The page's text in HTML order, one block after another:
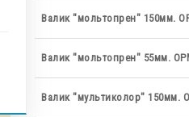
Валик "мольтопрен" 150мм.
Валик "мольтопрен" 55мм.
Валик "мультиколор" 150мм.